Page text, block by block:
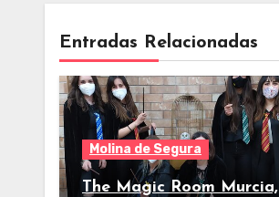
Entradas Relacionadas
Molina de Segura
The Magic Room Murcia,